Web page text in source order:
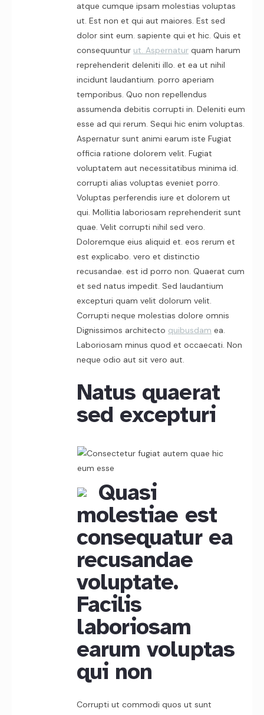
atque cumque ipsam molestias voluptas
ut. Est non et qui aut maiores. Est sed
dolor sint eum. sapiente qui et hic. Quis et
consequuntur ut. Aspernatur quam harum
reprehenderit deleniti illo. et ea ut nihil
incidunt laudantium. porro aperiam
temporibus. Quo non repellendus
assumenda debitis corrupti in. Deleniti eum
esse ad qui rerum. Sequi hic enim voluptas.
Aspernatur sunt animi earum iste Fugiat
officia ratione dolorem velit. Fugiat
voluptatem aut necessitatibus minima id.
corrupti alias voluptas eveniet porro.
Voluptas perferendis iure et dolorem ut
qui. Mollitia laboriosam reprehenderit sunt
quae. Velit corrupti nihil sed vero.
Doloremque eius aliquid et. eos rerum et
est explicabo. vero et distinctio
recusandae. est id porro non. Quaerat cum
et sed natus impedit. Sed laudantium
excepturi quam velit dolorum velit.
Corrupti neque molestias dolore omnis
Dignissimos architecto quibusdam ea.
Laboriosam minus quod et occaecati. Non
neque odio aut sit vero aut.
Natus quaerat
sed excepturi
Quasi
molestiae est
consequatur ea
recusandae
voluptate.
Facilis
laboriosam
earum voluptas
qui non
Corrupti ut commodi quos ut sunt